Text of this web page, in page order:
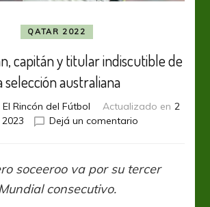
QATAR 2022
capitán y titular indiscutible de
selección australiana
Rincón del Fútbol Actualizado en 2
Dejá un comentarioen
soceeroo va por su tercer
consecutivo.